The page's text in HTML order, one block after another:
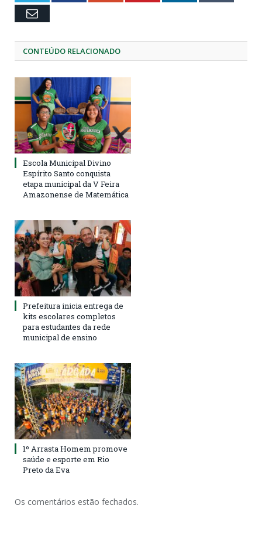
Email
CONTEÚDO RELACIONADO
Escola Municipal Divino
Espírito Santo conquista
etapa municipal da V Feira
Amazonense de Matemática
Prefeitura inicia entrega de
kits escolares completos
para estudantes da rede
municipal de ensino
1º Arrasta Homem promove
saúde e esporte em Rio
Preto da Eva
Os comentários estão fechados.